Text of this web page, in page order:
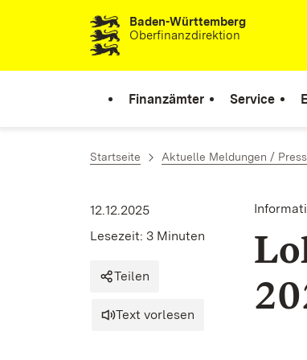
Zum Inhalt springenBaden-Württemberg
Oberfinanzdirektion
Finanzämter Service
Startseite Aktuelle Meldungen /
12.12.2025
Lesezeit: 3 Minuten
Teilen
Text vorlesen